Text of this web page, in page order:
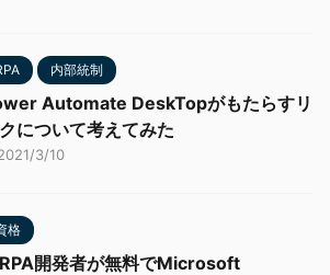
内部統制
Automate DeskTopがもたらすリ
について考えてみた
3/10
格
開発者が無料でMicrosoft